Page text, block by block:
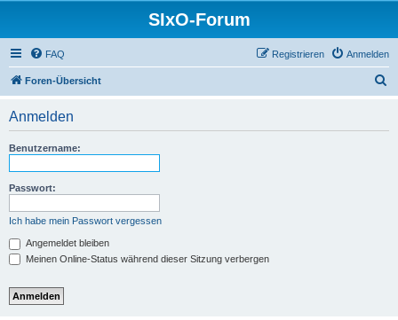
SIxO-Forum
FAQ Anmelden
Registrieren
Foren-Übersicht
Anmelden
Benutzername:
Passwort:
Ich habe mein Passwort vergessen
Angemeldet bleiben
Meinen Online-Status während dieser Sitzung verbergen